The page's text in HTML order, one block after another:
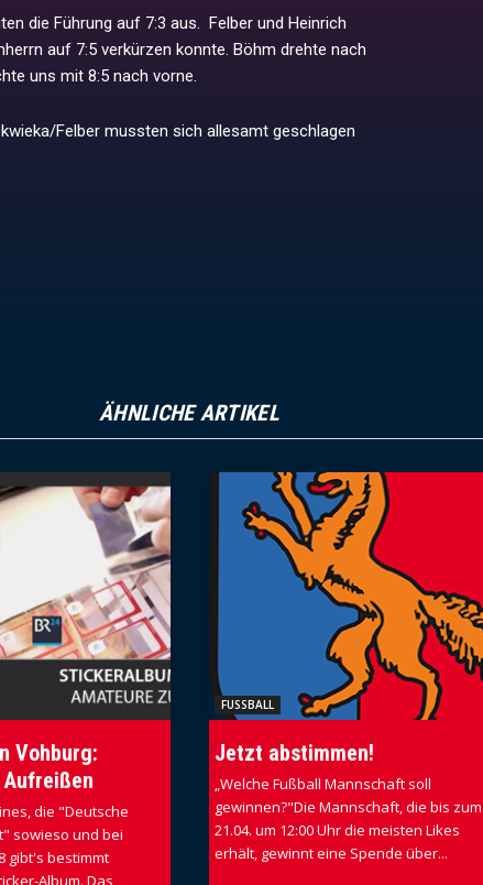
die Führung auf 7:3 aus. Felber und Heinrich
auf 7:5 verkürzen konnte. Böhm drehte nach
uns mit 8:5 nach vorne.
Felber mussten sich allesamt geschlagen
ÄHNLICHE ARTIKEL
Vohburg:
die "Deutsche
sowieso und bei
gibt's bestimmt
Album. Das
FUSSBALL
Jetzt abstimmen!
„Welche Fußball Mannschaft soll
gewinnen?"Die Mannschaft, die bis zum
21.04. um 12:00 Uhr die meisten Likes
erhält, gewinnt eine Spende über...